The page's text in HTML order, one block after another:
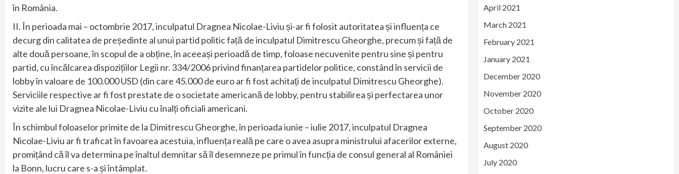
în România.
II. În perioada mai – octombrie 2017, inculpatul Dragnea Nicolae-Liviu și-ar fi folosit autoritatea și influența ce
decurg din calitatea de președinte al unui partid politic față de inculpatul Dimitrescu Gheorghe, precum și față de
alte două persoane, în scopul de a obține, în aceeași perioadă de timp, foloase necuvenite pentru sine și pentru
partid, cu încălcarea dispozițiilor Legii nr. 334/2006 privind finanțarea partidelor politice, constând în servicii de
lobby în valoare de 100.000 USD (din care 45.000 de euro ar fi fost achitați de inculpatul Dimitrescu Gheorghe).
Serviciile respective ar fi fost prestate de o societate americană de lobby, pentru stabilirea și perfectarea unor
vizite ale lui Dragnea Nicolae-Liviu cu înalți oficiali americani.
În schimbul foloaselor primite de la Dimitrescu Gheorghe, în perioada iunie – iulie 2017, inculpatul Dragnea
Nicolae-Liviu ar fi traficat în favoarea acestuia, influența reală pe care o avea asupra ministrului afacerilor externe,
promițând că îl va determina pe înaltul demnitar să îl desemneze pe primul în funcția de consul general al României
la Bonn, lucru care s-a și întâmplat.
April 2021
March 2021
February 2021
January 2021
December 2020
November 2020
October 2020
September 2020
August 2020
July 2020